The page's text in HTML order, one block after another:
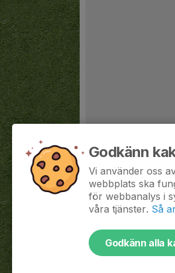
Godkänn
Vi använder oss
webbplats ska
för webbanalys i
våra tjänster. Så
Godkänn alla